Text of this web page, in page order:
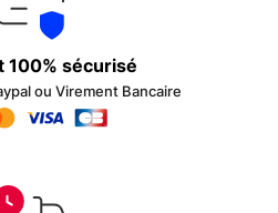
100% sécurisé
ou Virement Bancaire